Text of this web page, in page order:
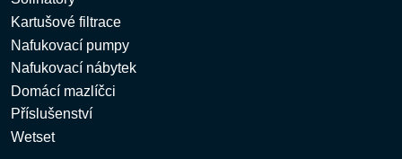
Kartušové filtrace
Nafukovací pumpy
Nafukovací nábytek
Domácí mazlíčci
Příslušenství
Wetset